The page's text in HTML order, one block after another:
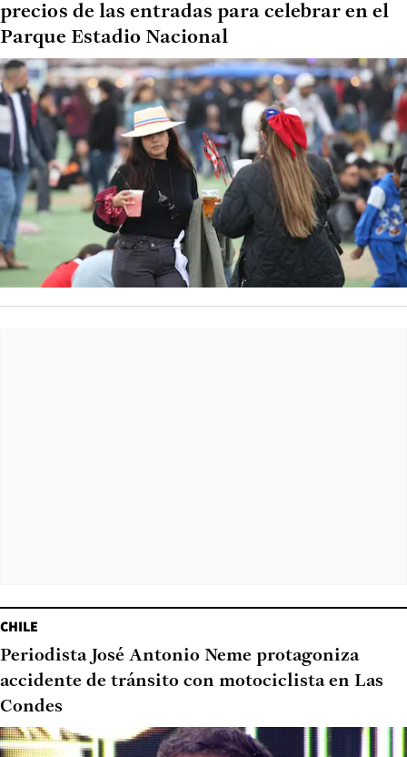
precios de las entradas para celebrar en el
Parque Estadio Nacional
CHILE
Periodista José Antonio Neme protagoniza
accidente de tránsito con motociclista en Las
Condes